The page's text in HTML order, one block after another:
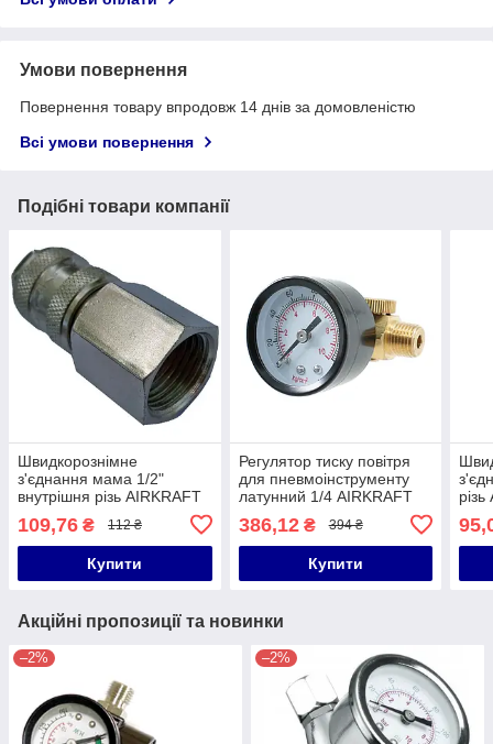
Умови повернення
Повернення товару впродовж 14 днів за домовленістю
Всі умови повернення
Подібні товари компанії
Швидкорознімне
з'єднання мама 1/2"
внутрішня різь AIRKRAFT
109,76 ₴ 112 ₴
Купити
Регулятор тиску повітря
для пневмоінструменту
латунний 1/4 AIRKRAFT
386,12₴ 394 ₴
Купити
Акційні пропозиції та новинки
–2% –2%